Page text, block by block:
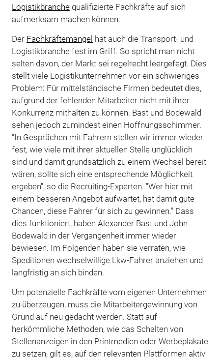
Logistikbranchequalifizierte Fachkräfte auf sich
aufmerksam machen können.
Der Fachkräftemangel hat auch die Transport- und
Logistikbranche fest im Griff. So spricht man nicht
selten davon, der Markt sei regelrecht leergefegt. Dies
stellt viele Logistikunternehmen vor ein schwieriges
Problem: Für mittelständische Firmen bedeutet dies,
aufgrund der fehlenden Mitarbeiter nicht mit ihrer
Konkurrenz mithalten zu können. Bast und Bodewald
sehen jedoch zumindest einen Hoffnungsschimmer.
"In Gesprächen mit Fahrern stellen wir immer wieder
fest, wie viele mit ihrer aktuellen Stelle unglücklich
sind und damit grundsätzlich zu einem Wechsel bereit
wären, sollte sich eine entsprechende Möglichkeit
ergeben", so die Recruiting-Experten. "Wer hier mit
einem besseren Angebot aufwartet, hat damit gute
Chancen, diese Fahrer für sich zu gewinnen." Dass
dies funktioniert, haben Alexander Bast und John
Bodewald in der Vergangenheit immer wieder
bewiesen. Im Folgenden haben sie verraten, wie
Speditionen wechselwillige Lkw-Fahrer anziehen und
langfristig an sich binden.
Um potenzielle Fachkräfte vom eigenen Unternehmen
zu überzeugen, muss die Mitarbeitergewinnung von
Grund auf neu gedacht werden. Statt auf
herkömmliche Methoden, wie das Schalten von
Stellenanzeigen in den Printmedien oder Werbeplakate
zu setzen, gilt es, auf den relevanten Plattformen aktiv